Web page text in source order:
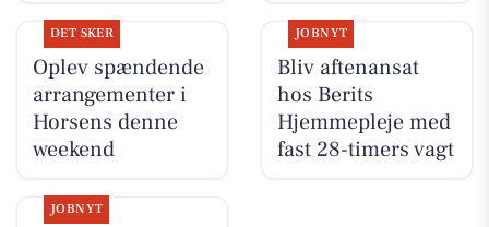
DET SKER
Oplev spændende
arrangementer i
Horsens denne
weekend
JOBNYT
Bliv aftenansat
hos Berits
Hjemmepleje med
fast 28-timers vagt
JOBNYT